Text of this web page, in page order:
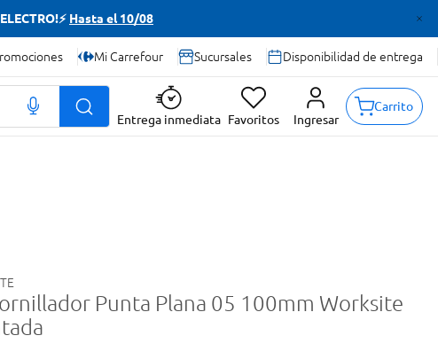
Hasta el 10/08
Mi Carrefour Sucursales Disponibilidad de entrega
Entrega inmediata Favoritos Ingresar
Carrito
Punta Plana 05 100mm Worksite